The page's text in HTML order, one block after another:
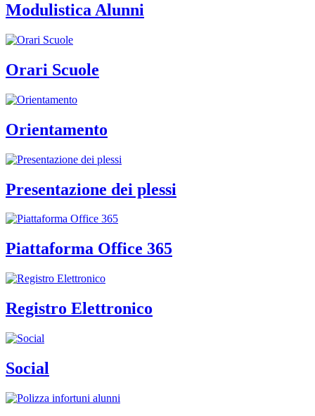
Modulistica Alunni
Orari Scuole
Orientamento
Presentazione dei plessi
Piattaforma Office 365
Registro Elettronico
Social